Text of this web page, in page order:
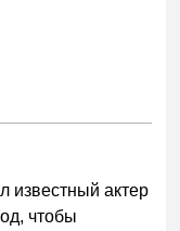
известный актер
чтобы